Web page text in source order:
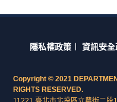
隱私權政策︱ 資訊安全
Copyright © 2021
RIGHTS RESERVED.